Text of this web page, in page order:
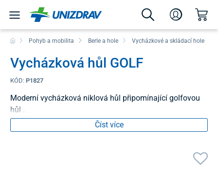
Pohyb a mobilita Berle a hole Vycházkové a skládací hole
Vycházková hůl GOLF
KÓD: P1827
Moderní vycházková niklová hůl připomínající golfovou
hůl .
Číst více